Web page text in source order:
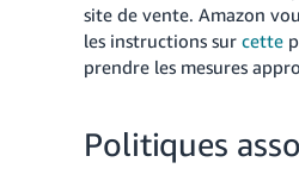
site de vente. Amazon
les instructions sur cette
prendre les mesures
Politiques